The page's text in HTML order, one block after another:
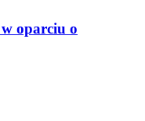
oparciu o